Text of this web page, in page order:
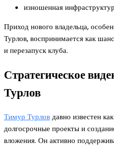
изношенная
Приход нового владельца,
Турлов, воспринимается как
и перезапуск клуба.
Стратегическое
Турлов
Тимур Турловдавно известен
долгосрочные проекты и
вложения. Он активно